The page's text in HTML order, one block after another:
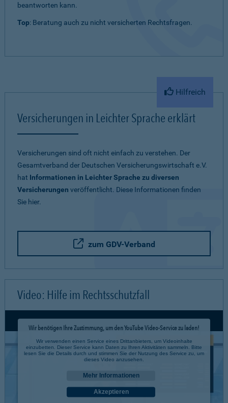
beantworten kann.
Top: Beratung auch zu nicht versicherten Rechtsfragen.
Hilfreich
Versicherungen in Leichter Sprache erklärt
Versicherungen sind oft nicht einfach zu verstehen. Der
Gesamtverband der Deutschen Versicherungswirtschaft e.V.
hat Informationen in Leichter Sprache zu diversen
Versicherungen veröffentlicht. Diese Informationen finden
Sie hier.
zum GDV-Verband
Video: Hilfe im Rechtsschutzfall
Wir benötigen Ihre Zustimmung, um den YouTube Video-Service zu laden!
Wir verwenden einen Service eines Drittanbieters, um Videoinhalte
einzubetten. Dieser Service kann Daten zu Ihren Aktivitäten sammeln. Bitte
lesen Sie die Details durch und stimmen Sie der Nutzung des Service zu, um
dieses Video anzusehen.
Mehr Informationen
Akzeptieren